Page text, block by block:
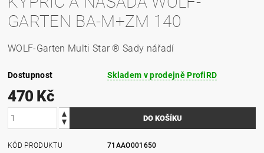
GARTEN BA-M+ZM 140
WOLF-Garten Multi Star ® Sady nářadí
Dostupnost Skladem v prodejně ProfiRD
470 Kč
KÓD PRODUKTU
71AAO001650